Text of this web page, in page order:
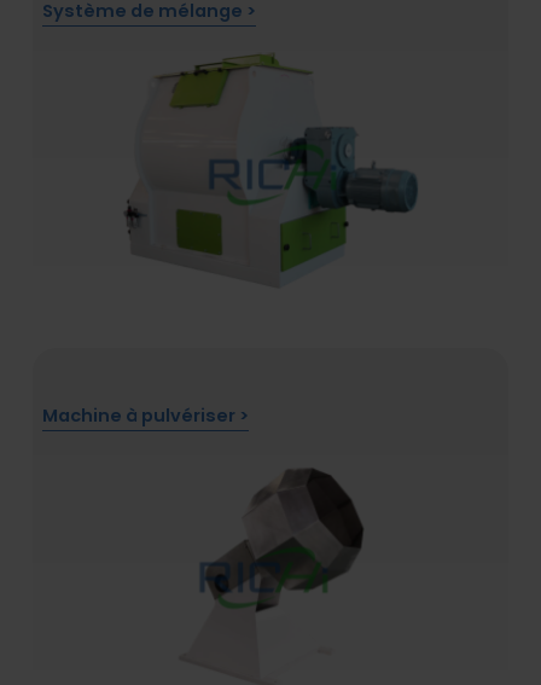
Système de mélange >
Machine à pulvériser >